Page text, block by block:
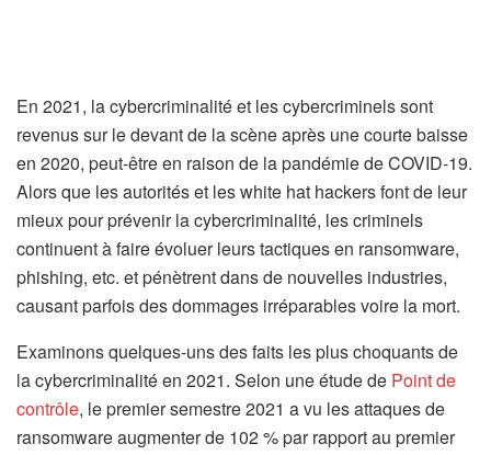
En 2021, la cybercriminalité et les cybercriminels sont
revenus sur le devant de la scène après une courte baisse
en 2020, peut-être en raison de la pandémie de COVID-19.
Alors que les autorités et les white hat hackers font de leur
mieux pour prévenir la cybercriminalité, les criminels
continuent à faire évoluer leurs tactiques en ransomware,
phishing, etc. et pénètrent dans de nouvelles industries,
causant parfois des dommages irréparables voire la mort.
Examinons quelques-uns des faits les plus choquants de
la cybercriminalité en 2021. Selon une étude de Point de
contrôle, le premier semestre 2021 a vu les attaques de
ransomware augmenter de 102 % par rapport au premier